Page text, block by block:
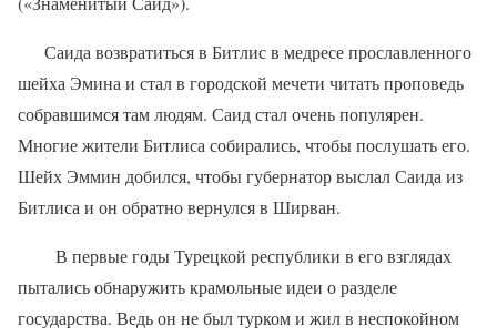
Саида возвратиться в Битлис в медресе прославленного
шейха Эмина и стал в городской мечети читать проповедь
собравшимся там людям. Саид стал очень популярен.
Многие жители Битлиса собирались, чтобы послушать его.
Шейх Эммин добился, чтобы губернатор выслал Саида из
Битлиса и он обратно вернулся в Ширван.
В первые годы Турецкой республики в его взглядах
пытались обнаружить крамольные идеи о разделе
государства. Ведь он не был турком и жил в неспокойном